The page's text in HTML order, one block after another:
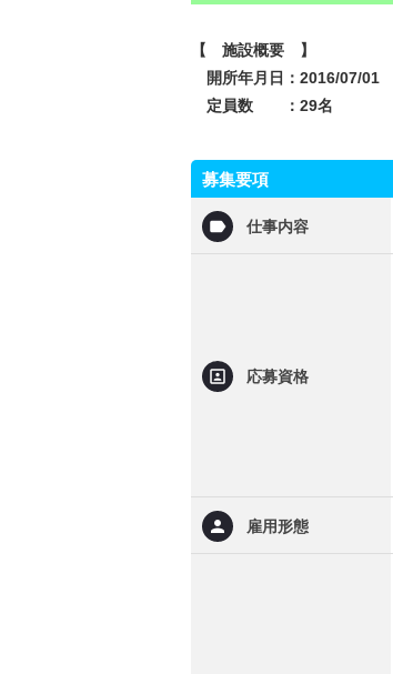
【 施設概要 】
開所年月日：2016/07/01
定員数 ：29名
募集要項
仕事内容
応募資格
雇用形態